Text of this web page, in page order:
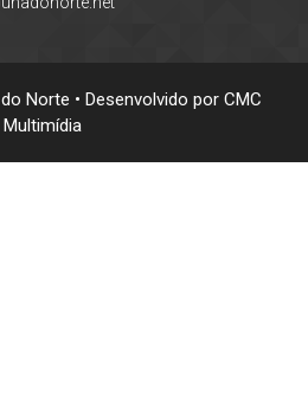
Norte • Desenvolvido por CMC
Multimídia